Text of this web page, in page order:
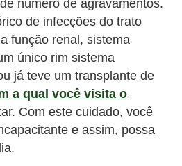
número de agravamentos.
de infecções do trato
função renal, sistema
único rim sistema
já teve um transplante de
a qual você visita o
Com este cuidado, você
e assim, possa